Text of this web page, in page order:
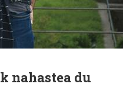
nahastea du